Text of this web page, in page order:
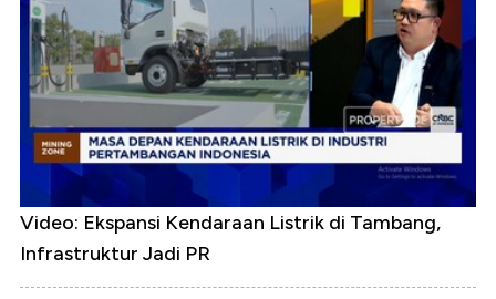
Video: Ekspansi Kendaraan Listrik di Tambang,
Infrastruktur Jadi PR